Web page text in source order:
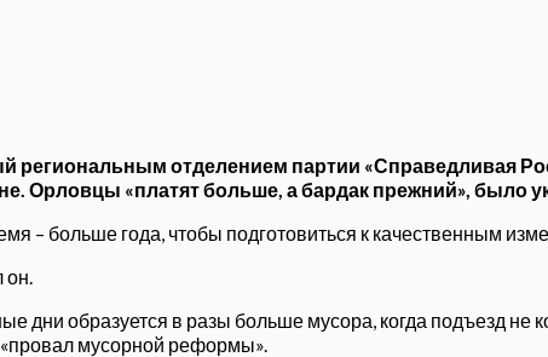
региональным отделением партии «Справедливая
Орловцы «платят больше, а бардак прежний», было
– больше года, чтобы подготовиться к качественным
дни образуется в разы больше мусора, когда подъезд не
мусорной реформы».